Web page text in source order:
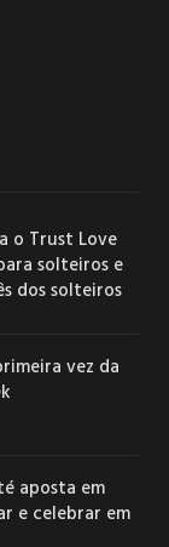
o Trust Love
solteiros e
dos solteiros
vez da
aposta em
e celebrar em